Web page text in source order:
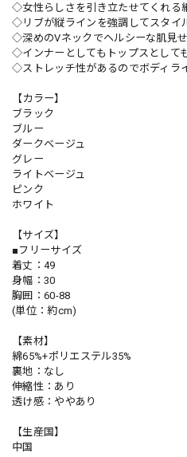
◇女性らしさを引き立たせてくれる
◇リブが縦ラインを強調してスタイ
◇深めのVネックでヘルシーな肌見
◇インナーとしてもトップスとして
◇ストレッチ性があるのでボディラ
【カラー】
ブラック
ブルー
ダークベージュ
グレー
ライトベージュ
ピンク
ホワイト
【サイズ】
■フリーサイズ
着丈：49
身幅：30
胸囲：60-88
(単位：約cm)
【素材】
綿65%+ポリエステル35%
裏地：なし
伸縮性：あり
透け感：ややあり
【生産国】
中国